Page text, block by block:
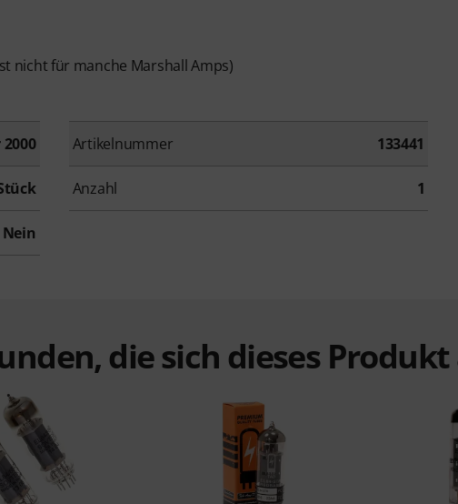
nicht für manche Marshall Amps)
Artikelnummer 133441
Anzahl 1
Nein
die sich dieses